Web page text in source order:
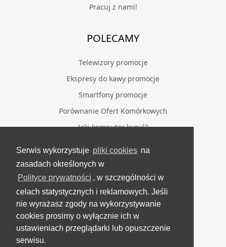
Serwis wykorzystuje pliki cookies na
zasadach określonych w
Polityce prywatności , w szczególności w
celach statystycznych i reklamowych. Jeśli
nie wyrażasz zgody na wykorzystywanie
cookies prosimy o wyłącznie ich w
ustawieniach przeglądarki lub opuszczenie
serwisu.
Pracuj z nami!
POLECAMY
Telewizory promocje
Ekspresy do kawy promocje
Smartfony promocje
Porównanie Ofert Komórkowych
Jaki komputer kupić?
BĄDŹ NA BIEŻĄCO
Facebook
Grupa Testerzy Videotestów
YouTube
Twitter